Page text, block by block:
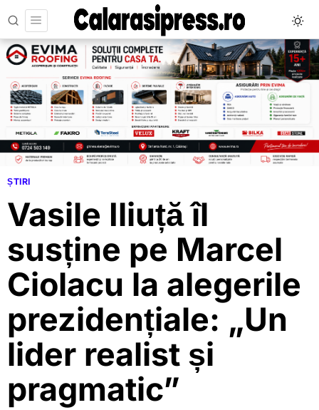
ȘTIRI
Vasile Iliuță îl
susține pe Marcel
Ciolacu la alegerile
prezidențiale: „Un
lider realist și
pragmatic”